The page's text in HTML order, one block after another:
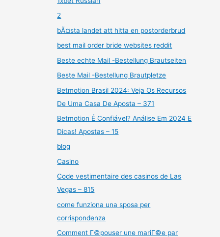
2
bÃ¤sta landet att hitta en postorderbrud
best mail order bride websites reddit
Beste echte Mail -Bestellung Brautseiten
Beste Mail -Bestellung Brautpletze
Betmotion Brasil 2024: Veja Os Recursos
De Uma Casa De Aposta – 371
Betmotion É Confiável? Análise Em 2024 E
Dicas! Apostas – 15
blog
Casino
Code vestimentaire des casinos de Las
Vegas – 815
come funziona una sposa per
corrispondenza
Comment Г©pouser une mariГ©e par